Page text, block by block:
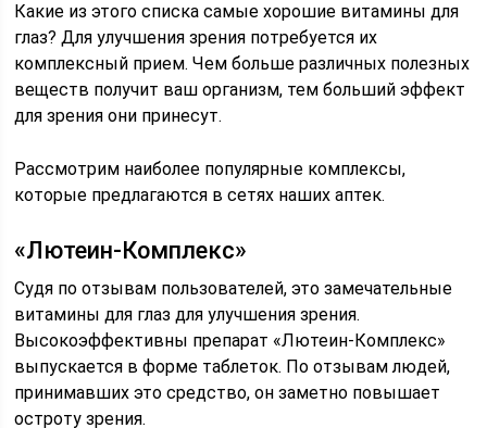
Какие из этого списка самые хорошие витамины для
глаз? Для улучшения зрения потребуется их
комплексный прием. Чем больше различных полезных
веществ получит ваш организм, тем больший эффект
для зрения они принесут.
Рассмотрим наиболее популярные комплексы,
которые предлагаются в сетях наших аптек.
«Лютеин-Комплекс»
Судя по отзывам пользователей, это замечательные
витамины для глаз для улучшения зрения.
Высокоэффективны препарат «Лютеин-Комплекс»
выпускается в форме таблеток. По отзывам людей,
принимавших это средство, он заметно повышает
остроту зрения.